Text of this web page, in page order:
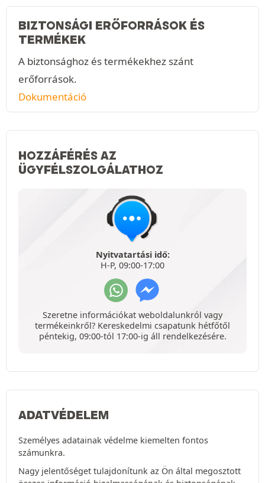
BIZTONSÁGI ERŐFORRÁSOK ÉS
TERMÉKEK
A biztonsághoz és termékekhez szánt
erőforrások.
Dokumentáció
HOZZÁFÉRÉS AZ
ÜGYFÉLSZOLGÁLATHOZ
Nyitvatartási idő:
H-P, 09:00-17:00
Szeretne információkat weboldalunkról vagy
termékeinkről? Kereskedelmi csapatunk hétfőtől
péntekig, 09:00-tól 17:00-ig áll rendelkezésére.
ADATVÉDELEM
Személyes adatainak védelme kiemelten fontos
számunkra.
Nagy jelentőséget tulajdonítunk az Ön által megosztott